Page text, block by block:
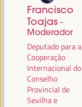
Francisco
Toajas -
Moderador
Deputado para a
Cooperação
Internacional do
Conselho
Provincial de
Sevilha e